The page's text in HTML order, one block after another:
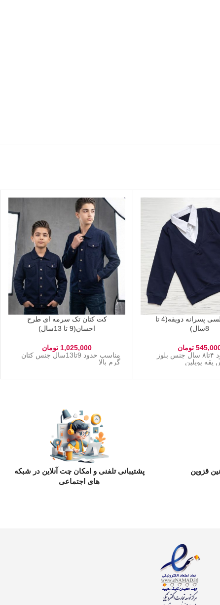
بلوز مجلسی پسرانه دویقه(4 تا
8سال)
تومان
مناسب حدود ۴تا۸ سال جنس بلوز
پوپلین
کت کتان تک سرمه ای طرح
احسان(9 تا 13سال)
1,025,000 تومان
مناسب حدود 9تا13سال جنس کتان
گرم بالا
قزوین
پشتیبانی تلفنی و امکان چت آنلاین در شبکه
های اجتماعی